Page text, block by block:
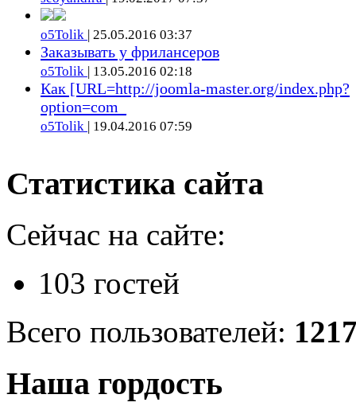
o5Tolik | 25.05.2016 03:37
Заказывать у фрилансеров
o5Tolik | 13.05.2016 02:18
Как [URL=http://joomla-master.org/index.php?
option=com_
o5Tolik | 19.04.2016 07:59
Статистика сайта
Сейчас на сайте:
103 гостей
Всего пользователей:
Наша гордость